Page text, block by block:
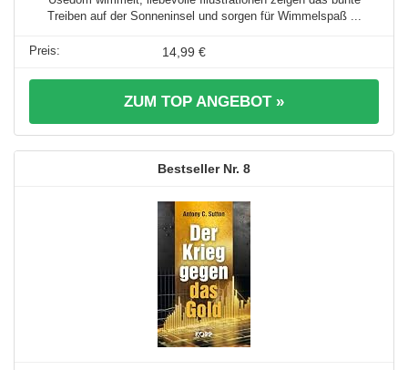
Treiben auf der Sonneninsel und sorgen für Wimmelspaß ...
14,99 €
ZUM TOP ANGEBOT »
8